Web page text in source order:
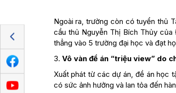
Ngoài ra, trường còn có tuyển thủ
cầu thủ Nguyễn Thị Bích Thủy
thẳng vào 5 trường đại học và đạt
3. Vô vàn đề án “triệu view” do
Xuất phát từ các dự án, đề án học
có sức ảnh hưởng và lan tỏa đến